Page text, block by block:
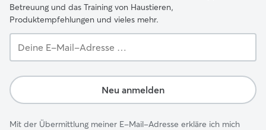
Betreuung und das Training von Haustieren,
Produktempfehlungen und vieles mehr.
E-
Adresse …
Neu anmelden
Mit der Übermittlung meiner E-Mail-Adresse erkläre ich mich